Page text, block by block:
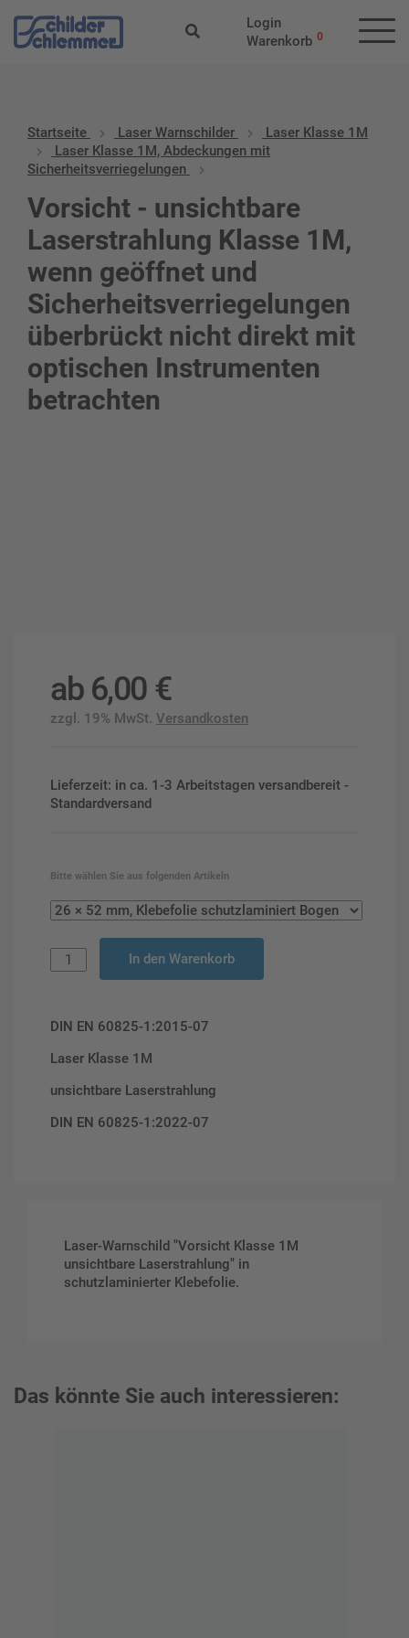
Login
Warenkorb 0
Startseite Laser Warnschilder
Laser Klasse 1M
Laser Klasse 1M, Abdeckungen mit
Sicherheitsverriegelungen
Vorsicht - unsichtbare
Laserstrahlung Klasse 1M,
wenn geöffnet und
Sicherheitsverriegelungen
überbrückt nicht direkt mit
optischen Instrumenten
betrachten
ab 6,00 €
zzgl. 19% MwSt. Versandkosten
Lieferzeit: in ca. 1-3 Arbeitstagen versandbereit -
Standardversand
Bitte wählen Sie aus folgenden Artikeln
In den Warenkorb
DIN EN 60825-1:2015-07
Laser Klasse 1M
unsichtbare Laserstrahlung
DIN EN 60825-1:2022-07
Laser-Warnschild "Vorsicht Klasse 1M
unsichtbare Laserstrahlung" in
schutzlaminierter Klebefolie.
Das könnte Sie auch interessieren: